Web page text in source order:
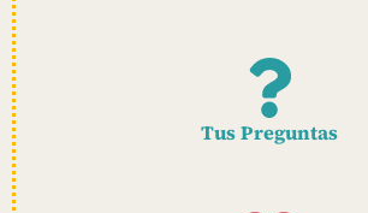
Tus Preguntas